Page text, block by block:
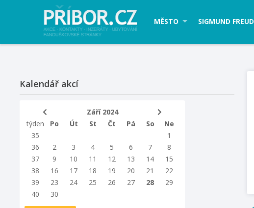
MĚSTO SIGMUND FREUD
Kalendář akcí
Září 2024
týden
Po Út St Čt Pá So
Ne
35
1
36
2 3 4 5 6 7
8
37
9 10 11 12 13 14
15
38
16 17 18 19 20 21
22
39
23 24 25 26 27 28
29
40
30